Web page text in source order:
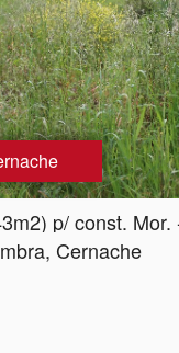
p/ const.
Cernache